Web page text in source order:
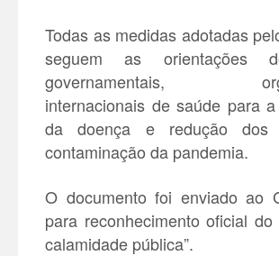
Todas as medidas adotadas
seguem as orientações
governamentais,
internacionais de saúde para
da doença e redução dos
contaminação da pandemia.
O documento foi enviado ao
para reconhecimento oficial do
calamidade pública”.